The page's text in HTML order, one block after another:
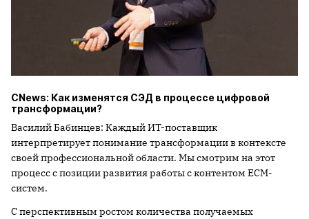
CNews: Как изменятся СЭД в процессе цифровой
трансформации?
Василий Бабинцев: Каждый ИТ-поставщик
интерпретирует понимание трансформации в контексте
своей профессиональной области. Мы смотрим на этот
процесс с позиции развития работы с контентом ECM-
систем.
С перспективным ростом количества получаемых